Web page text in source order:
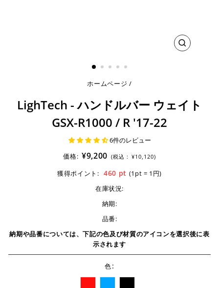
閉
ホームページ /
LighTech - ハンドルバー ウェイト
GSX-R1000 / R '17-22
6件のレビュー
価格: ¥9,200 (税込 : ¥10,120)
獲得ポイント: 460 pt (1pt = 1円)
在庫状況:
納期:
品番:
納期や品番については、下記の色及び材質のアイコンを選択後に表
示されます
色: